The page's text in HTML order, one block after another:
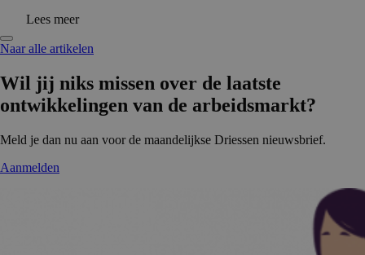
Lees meer
Naar alle artikelen
Wil jij niks missen over de laatste
ontwikke­lingen van de arbeidsmarkt?
Meld je dan nu aan voor de maandelijkse Driessen nieuwsbrief.
Aanmelden